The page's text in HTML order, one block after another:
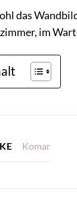
das
im
Komar